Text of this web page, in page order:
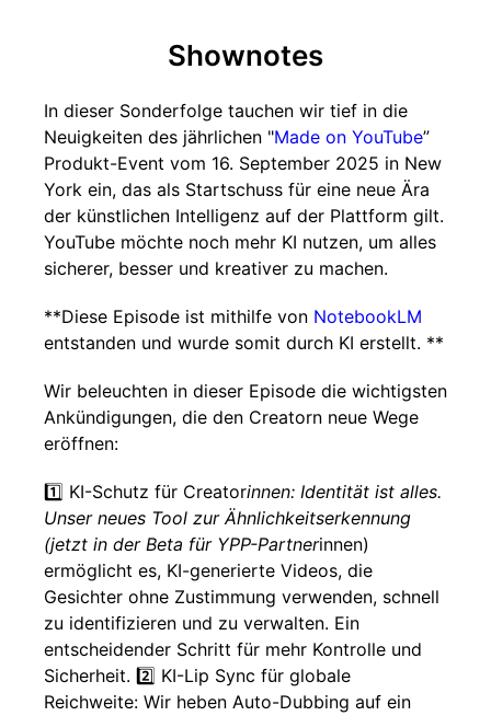
Shownotes
In dieser Sonderfolge tauchen wir tief in die
Neuigkeiten des jährlichen "Made on YouTube”
Produkt-Event vom 16. September 2025 in New
York ein, das als Startschuss für eine neue Ära
der künstlichen Intelligenz auf der Plattform gilt.
YouTube möchte noch mehr KI nutzen, um alles
sicherer, besser und kreativer zu machen.
**Diese Episode ist mithilfe von NotebookLM
entstanden und wurde somit durch KI erstellt. **
Wir beleuchten in dieser Episode die wichtigsten
Ankündigungen, die den Creatorn neue Wege
eröffnen:
1️⃣ KI-Schutz für Creatorinnen: Identität ist alles.
Unser neues Tool zur Ähnlichkeitserkennung
(jetzt in der Beta für YPP-Partnerinnen)
ermöglicht es, KI-generierte Videos, die
Gesichter ohne Zustimmung verwenden, schnell
zu identifizieren und zu verwalten. Ein
entscheidender Schritt für mehr Kontrolle und
Sicherheit. 2️⃣ KI-Lip Sync für globale
Reichweite: Wir heben Auto-Dubbing auf ein